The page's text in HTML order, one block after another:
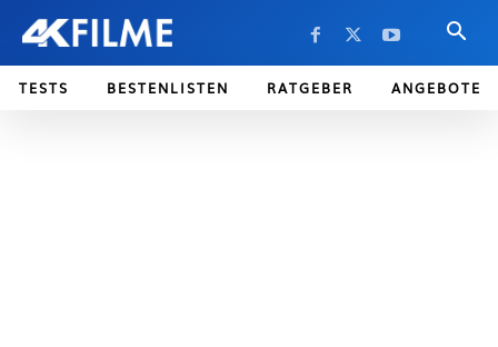
TESTS BESTENLISTEN RATGEBER ANGEBOTE